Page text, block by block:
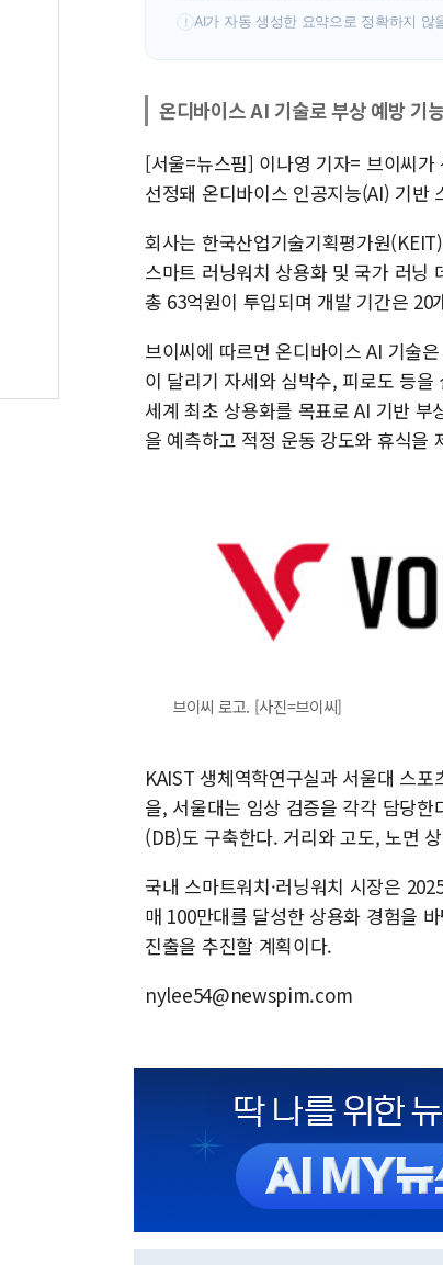
! AI가 자동 생성한 요약으로 정확하지 않
온디바이스 AI 기술로 부상 예방 기
[서울=뉴스핌] 이나영 기자= 브이씨
선정돼 온디바이스 인공지능(AI) 기반
회사는 한국산업기술기획평가원
스마트 러닝워치 상용화 및 국가 러닝
총 63억원이 투입되며 개발 기간은 20
브이씨에 따르면 온디바이스 AI 기술
이 달리기 자세와 심박수, 피로도 등
세계 최초 상용화를 목표로 AI 기반
을 예측하고 적정 운동 강도와 휴식을
브이씨 로고. [사진=브이씨]
KAIST 생체역학연구실과 서울대 스
을, 서울대는 임상 검증을 각각 담당
(DB)도 구축한다. 거리와 고도, 노면
국내 스마트워치·러닝워치 시장은
매 100만대를 달성한 상용화 경험을
진출을 추진할 계획이다.
nylee54@newspim.com